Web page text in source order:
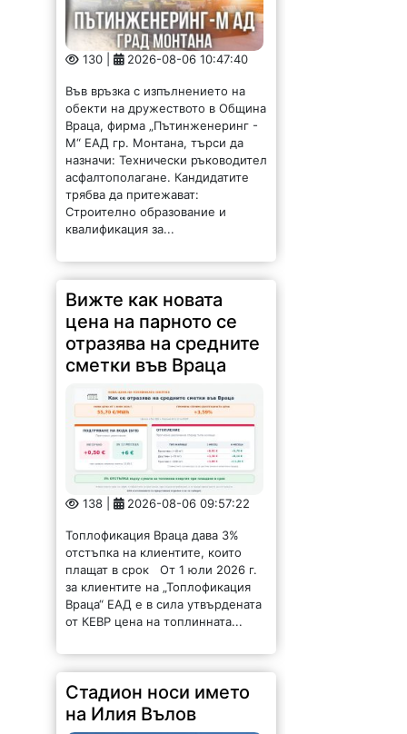
130 | 2026-08-06 10:47:40
Във връзка с изпълнението на
обекти на дружеството в Община
Враца, фирма „Пътинженеринг -
М“ ЕАД гр. Монтана, търси да
назначи: Технически ръководител
асфалтополагане. Кандидатите
трябва да притежават:
Строително образование и
квалификация за...
Вижте как новата
цена на парното се
отразява на средните
сметки във Враца
138 | 2026-08-06 09:57:22
Топлофикация Враца дава 3%
отстъпка на клиентите, които
плащат в срок От 1 юли 2026 г.
за клиентите на „Топлофикация
Враца“ ЕАД е в сила утвърдената
от КЕВР цена на топлинната...
Стадион носи името
на Илия Вълов